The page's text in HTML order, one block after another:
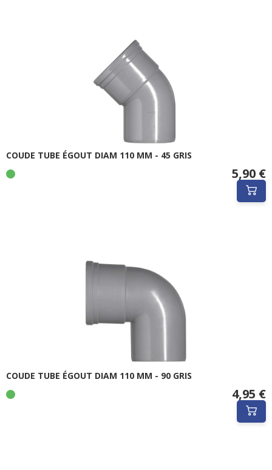
COUDE TUBE ÉGOUT DIAM 110 MM - 45 GRIS
5,90 €
COUDE TUBE ÉGOUT DIAM 110 MM - 90 GRIS
4,95 €